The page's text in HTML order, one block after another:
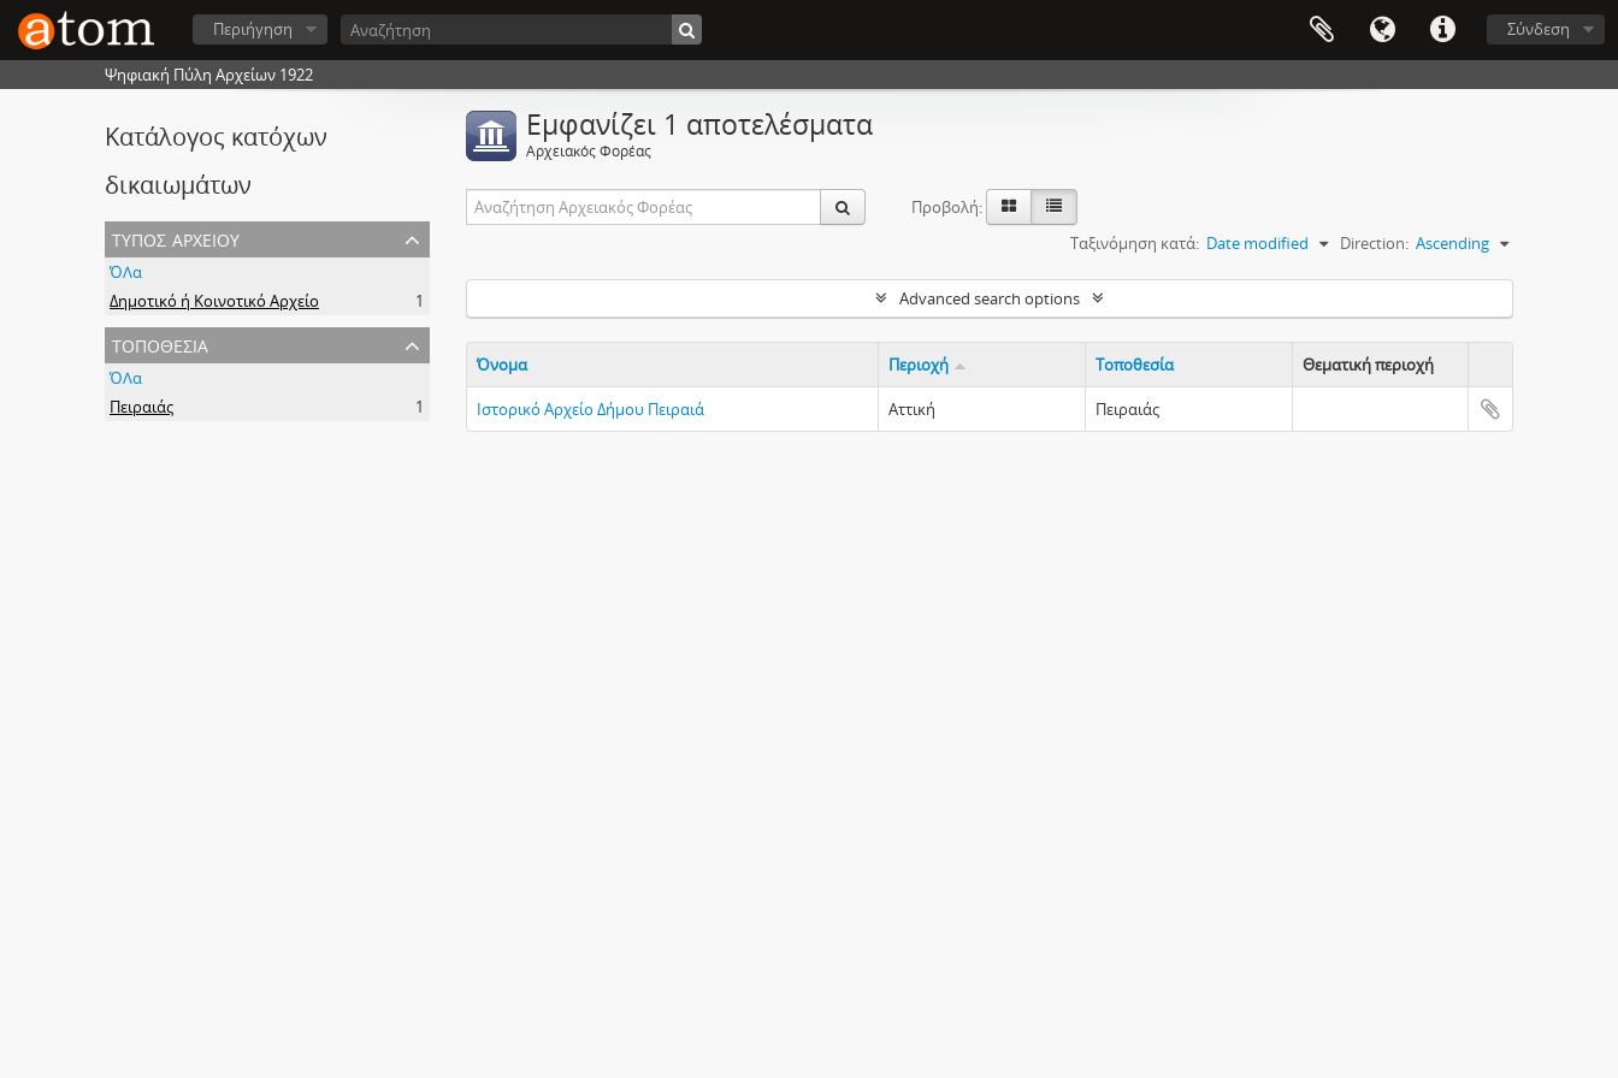
Σύνδεση
Περιήγηση
Ψηφιακή Πύλη Αρχείων 1922
Κατάλογος κατόχων
δικαιωμάτων
τύπος αρχείου
ΌΛα
Δημοτικό ή Κοινοτικό Αρχείο
1
τοποθεσία
ΌΛα
Πειραιάς
1
Εμφανίζει 1 αποτελέσματα
Αρχειακός Φορέας
Προβολή:
Ταξινόμηση κατά: Date modified Direction: Ascending
Advanced search options
Όνομα Περιοχή Τοποθεσία
Θεματική περιοχή
Clipboard
Ιστορικό Αρχείο Δήμου Πειραιά
Αττική Πειραιάς